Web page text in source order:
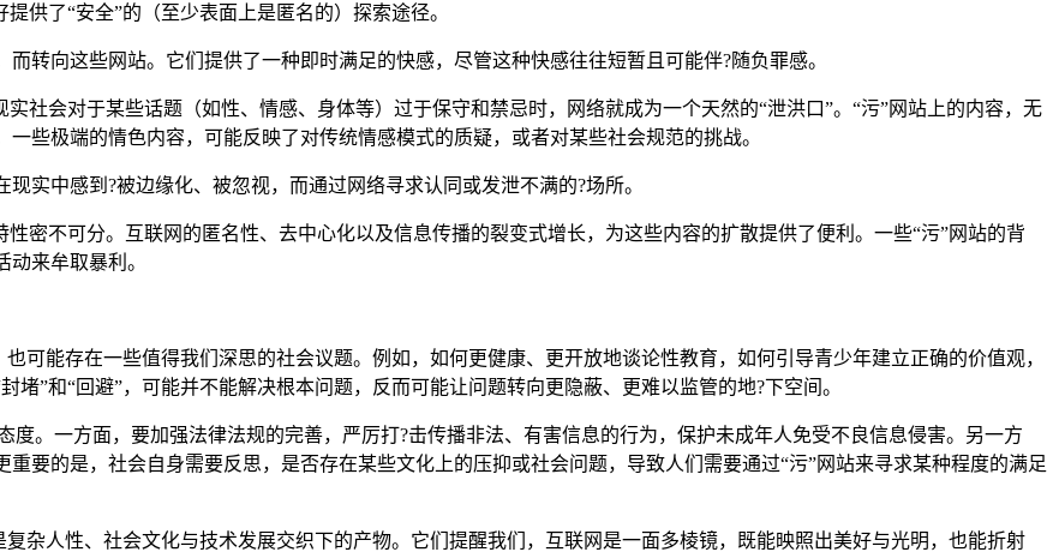
供了“安全”的（至少表面上是匿名的）探索途径。
转向这些网站。它们提供了一种即时满足的快感，尽管这种快感往往短暂且可能伴?随负罪感。
社会对于某些话题（如性、情感、身体等）过于保守和禁忌时，网络就成为一个天然的“泄洪口”。“污”网站上的内容，无
些极端的情色内容，可能反映了对传统情感模式的质疑，或者对某些社会规范的挑战。
实中感到?被边缘化、被忽视，而通过网络寻求认同或发泄不满的?场所。
密不可分。互联网的匿名性、去中心化以及信息传播的裂变式增长，为这些内容的扩散提供了便利。一些“污”网站的背
来牟取暴利。
可能存在一些值得我们深思的社会议题。例如，如何更健康、更开放地谈论性教育，如何引导青少年建立正确的价值观，
”和“回避”，可能并不能解决根本问题，反而可能让问题转向更隐蔽、更难以监管的地?下空间。
度。一方面，要加强法律法规的完善，严厉打?击传播非法、有害信息的行为，保护未成年人免受不良信息侵害。另一方
要的是，社会自身需要反思，是否存在某些文化上的压抑或社会问题，导致人们需要通过“污”网站来寻求某种程度的满足
杂人性、社会文化与技术发展交织下的产物。它们提醒我们，互联网是一面多棱镜，既能映照出美好与光明，也能折射